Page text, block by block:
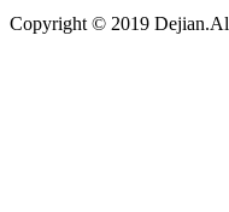
Copyright © 2019